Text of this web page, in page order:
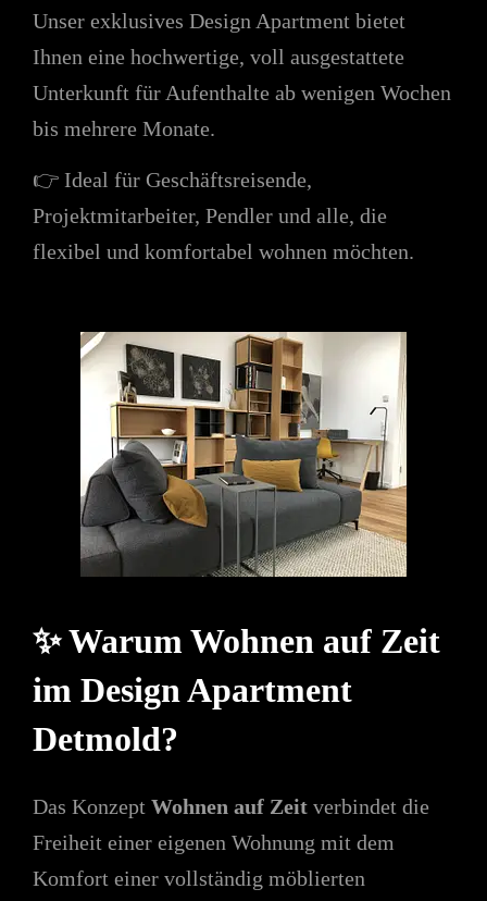
Unser exklusives Design Apartment bietet
Ihnen eine hochwertige, voll ausgestattete
Unterkunft für Aufenthalte ab wenigen Wochen
bis mehrere Monate.
👉 Ideal für Geschäftsreisende,
Projektmitarbeiter, Pendler und alle, die
flexibel und komfortabel wohnen möchten.
✨ Warum Wohnen auf Zeit
im Design Apartment
Detmold?
Das Konzept Wohnen auf Zeit verbindet die
Freiheit einer eigenen Wohnung mit dem
Komfort einer vollständig möblierten